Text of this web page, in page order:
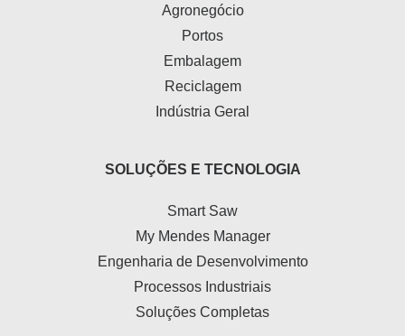
Agronegócio
Portos
Embalagem
Reciclagem
Indústria Geral
SOLUÇÕES E TECNOLOGIA
Smart Saw
My Mendes Manager
Engenharia de Desenvolvimento
Processos Industriais
Soluções Completas